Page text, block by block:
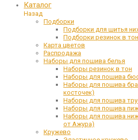
Каталог
Назад
Подборки
Подборки для шитья
Подборки резинок в тон
Карта цветов
Распродажа
Наборы для пошива белья
Наборы резинок в тон
Наборы для пошива
Наборы для пошива
косточек)
Наборы для пошива
Наборы для пошива
Наборы для пошива
от Ажура)
Кружево